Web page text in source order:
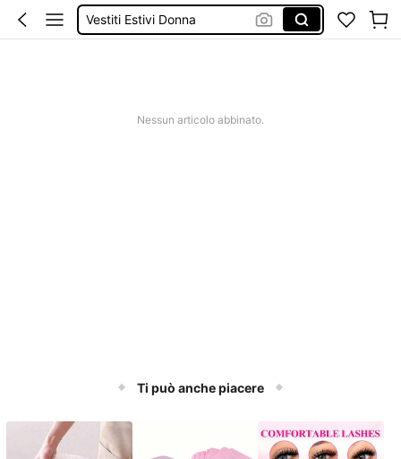
Vestiti Estivi Donna
Nessun articolo abbinato.
Ti può anche piacere